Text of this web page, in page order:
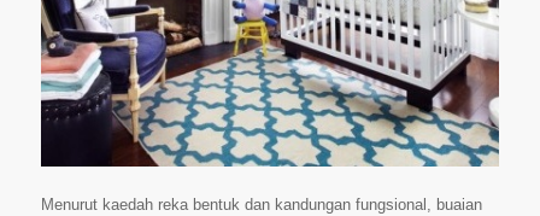
Menurut kaedah reka bentuk dan kandungan fungsional, buaian